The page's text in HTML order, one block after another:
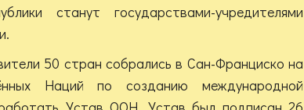
станут государствами-учредителями
50 стран собрались в Сан-Франциско на
Наций по созданию международной